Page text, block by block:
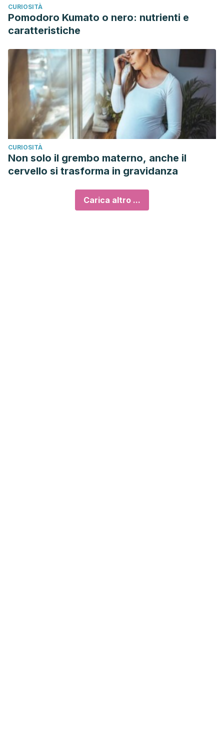
CURIOSITÀ
Pomodoro Kumato o nero: nutrienti e
caratteristiche
CURIOSITÀ
Non solo il grembo materno, anche il
cervello si trasforma in gravidanza
Carica altro ...